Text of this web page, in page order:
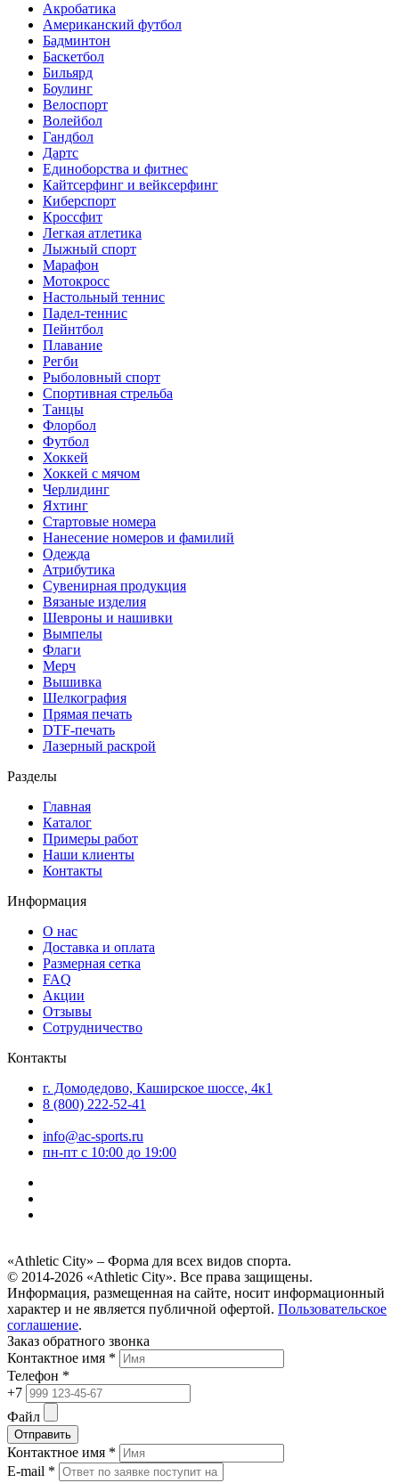
Акробатика
Американский футбол
Бадминтон
Баскетбол
Бильярд
Боулинг
Велоспорт
Волейбол
Гандбол
Дартс
Единоборства и фитнес
Кайтсерфинг и вейксерфинг
Киберспорт
Кроссфит
Легкая атлетика
Лыжный спорт
Марафон
Мотокросс
Настольный теннис
Падел-теннис
Пейнтбол
Плавание
Регби
Рыболовный спорт
Спортивная стрельба
Танцы
Флорбол
Футбол
Хоккей
Хоккей с мячом
Черлидинг
Яхтинг
Стартовые номера
Нанесение номеров и фамилий
Одежда
Атрибутика
Сувенирная продукция
Вязаные изделия
Шевроны и нашивки
Вымпелы
Флаги
Мерч
Вышивка
Шелкография
Прямая печать
DTF-печать
Лазерный раскрой
Разделы
Главная
Каталог
Примеры работ
Наши клиенты
Контакты
Информация
О нас
Доставка и оплата
Размерная сетка
FAQ
Акции
Отзывы
Сотрудничество
Контакты
г. Домодедово, Каширское шоссе, 4к1
8 (800) 222-52-41
info@ac-sports.ru
пн-пт c 10:00 до 19:00
«Athletic City» – Форма для всех видов спорта.
© 2014-2026 «Athletic City». Все права защищены.
Информация, размещенная на сайте, носит информационный
характер и не является публичной офертой. Пользовательское
соглашение.
Заказ обратного звонка
Контактное имя *
Телефон *
+7
Файл
Отправить
Контактное имя *
E-mail *